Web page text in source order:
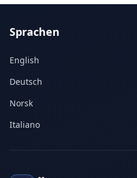
Sprachen
English
Deutsch
Norsk
Italiano